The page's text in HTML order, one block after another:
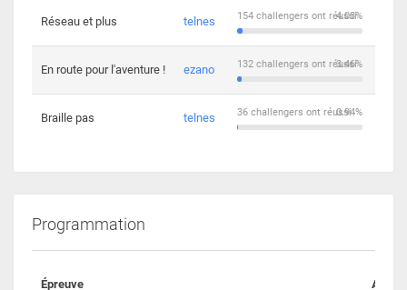
Réseau et plus telnes 4.03%
154 challengers ont réussi
En route pour l'aventure ! ezano 3.46%
132 challengers ont réussi
Braille pas telnes 0.94%
36 challengers ont réussi
Programmation
Épreuve Auteur